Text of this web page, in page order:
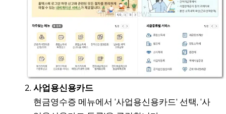
사업용신용카드
현금영수증 메뉴에서 ‘사업용신용카드’ 선택, ‘사